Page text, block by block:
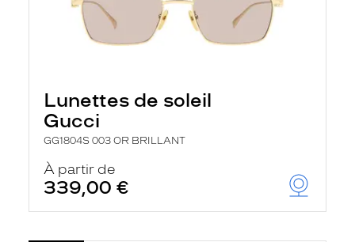
Lunettes de soleil
Gucci
GG1804S 003 OR BRILLANT
À partir de
339,00 €